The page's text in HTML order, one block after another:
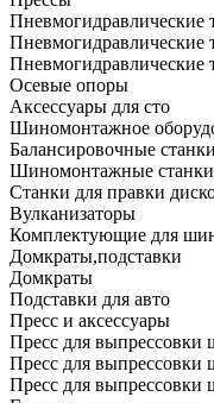
Пневмогидравлические
Пневмогидравлические
Пневмогидравлические
Осевые опоры
Аксессуары для сто
Шиномонтажное
Балансировочные станки
Шиномонтажные станки
Станки для правки
Вулканизаторы
Комплектующие для
Домкраты,подставки
Домкраты
Подставки для авто
Пресс и аксессуары
Пресс для выпрессовки
Пресс для выпрессовки
Пресс для выпрессовки